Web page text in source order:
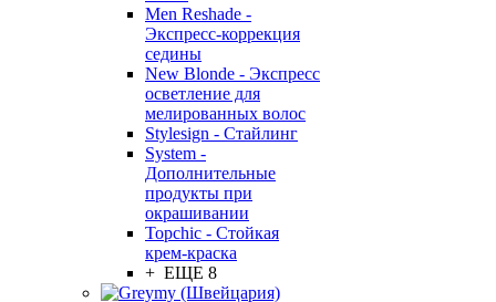
Men Reshade -
Экспресс-коррекция
седины
New Blonde - Экспресс
осветление для
мелированных волос
Stylesign - Стайлинг
System -
Дополнительные
продукты при
окрашивании
Topchic - Стойкая
крем-краска
+ ЕЩЕ 8